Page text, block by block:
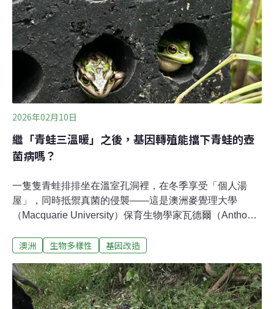
2026年02月10日
繼「青蛙三溫暖」之後，基因轉殖能擋下青蛙的壺
菌病嗎？
一隻隻青蛙排排坐在溫室孔洞裡，在冬季享受「個人湯
屋」，同時抵禦真菌的侵襲——這是澳洲麥覺理大學
（Macquarie University）保育生物學家瓦德爾（Anthony
命真菌，卻不適用所有青蛙，於是又嘗試透過基因轉殖來
仍是生物界尚未定論的議題。蛙菌病疫情的致命攻擊蛙壺
菌（chytrid fungus）引發的壺菌病（chytridiomycosis）
造成90個物種滅絕，威脅全球500多種青蛙、蠑螈等兩棲
澳洲 生物多樣性 基因改造